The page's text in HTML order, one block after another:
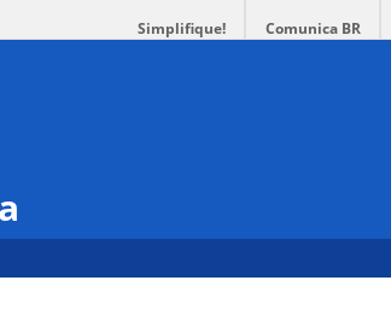
Simplifique! Comunica BR